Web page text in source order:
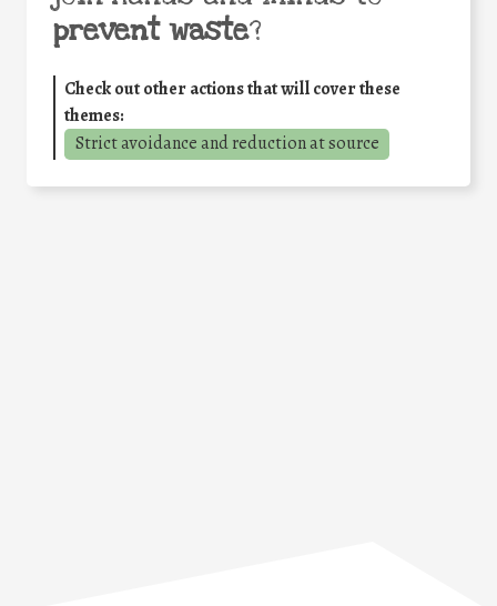
prevent waste?
Check out other actions that will cover these
themes:
Strict avoidance and reduction at source